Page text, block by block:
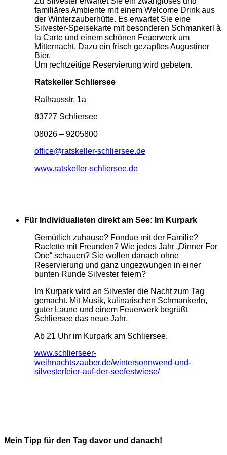
familiäres Ambiente mit einem Welcome Drink aus
der Winterzauberhütte. Es erwartet Sie eine
Silvester-Speisekarte mit besonderen Schmankerl à
la Carte und einem schönen Feuerwerk um
Mitternacht. Dazu ein frisch gezapftes Augustiner
Bier.
Um rechtzeitige Reservierung wird gebeten.
Ratskeller Schliersee
Rathausstr. 1a
83727 Schliersee
08026 – 9205800
office@ratskeller-schliersee.de
www.ratskeller-schliersee.de
Für Individualisten direkt am See: Im Kurpark
Gemütlich zuhause? Fondue mit der Familie?
Raclette mit Freunden? Wie jedes Jahr „Dinner For
One“ schauen? Sie wollen danach ohne
Reservierung und ganz ungezwungen in einer
bunten Runde Silvester feiern?
Im Kurpark wird an Silvester die Nacht zum Tag
gemacht. Mit Musik, kulinarischen Schmankerln,
guter Laune und einem Feuerwerk begrüßt
Schliersee das neue Jahr.
Ab 21 Uhr im Kurpark am Schliersee.
www.schlierseer-
weihnachtszauber.de/wintersonnwend-und-
silvesterfeier-auf-der-seefestwiese/
Mein Tipp für den Tag davor und danach!